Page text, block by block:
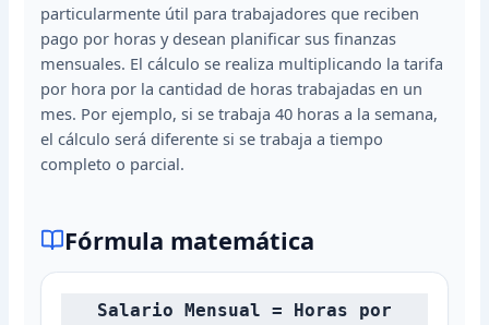
particularmente útil para trabajadores que reciben
pago por horas y desean planificar sus finanzas
mensuales. El cálculo se realiza multiplicando la tarifa
por hora por la cantidad de horas trabajadas en un
mes. Por ejemplo, si se trabaja 40 horas a la semana,
el cálculo será diferente si se trabaja a tiempo
completo o parcial.
Fórmula matemática
Salario Mensual = Horas por